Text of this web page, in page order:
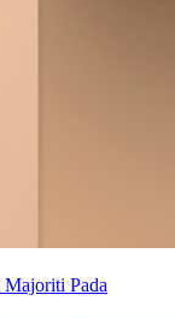
Majoriti Pada